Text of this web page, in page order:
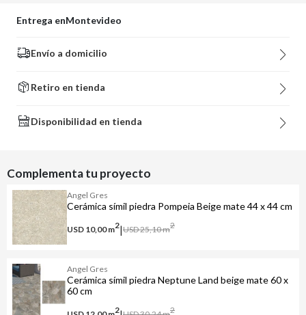
Entrega enMontevideo
Envío a domicilio
Retiro en tienda
Disponibilidad en tienda
Complementa tu proyecto
Angel Gres
Cerámica símil piedra Pompeia Beige mate 44 x 44 cm
USD 10,00m2|USD 25,10m2
Angel Gres
Cerámica símil piedra Neptune Land beige mate 60 x
60 cm
2 2